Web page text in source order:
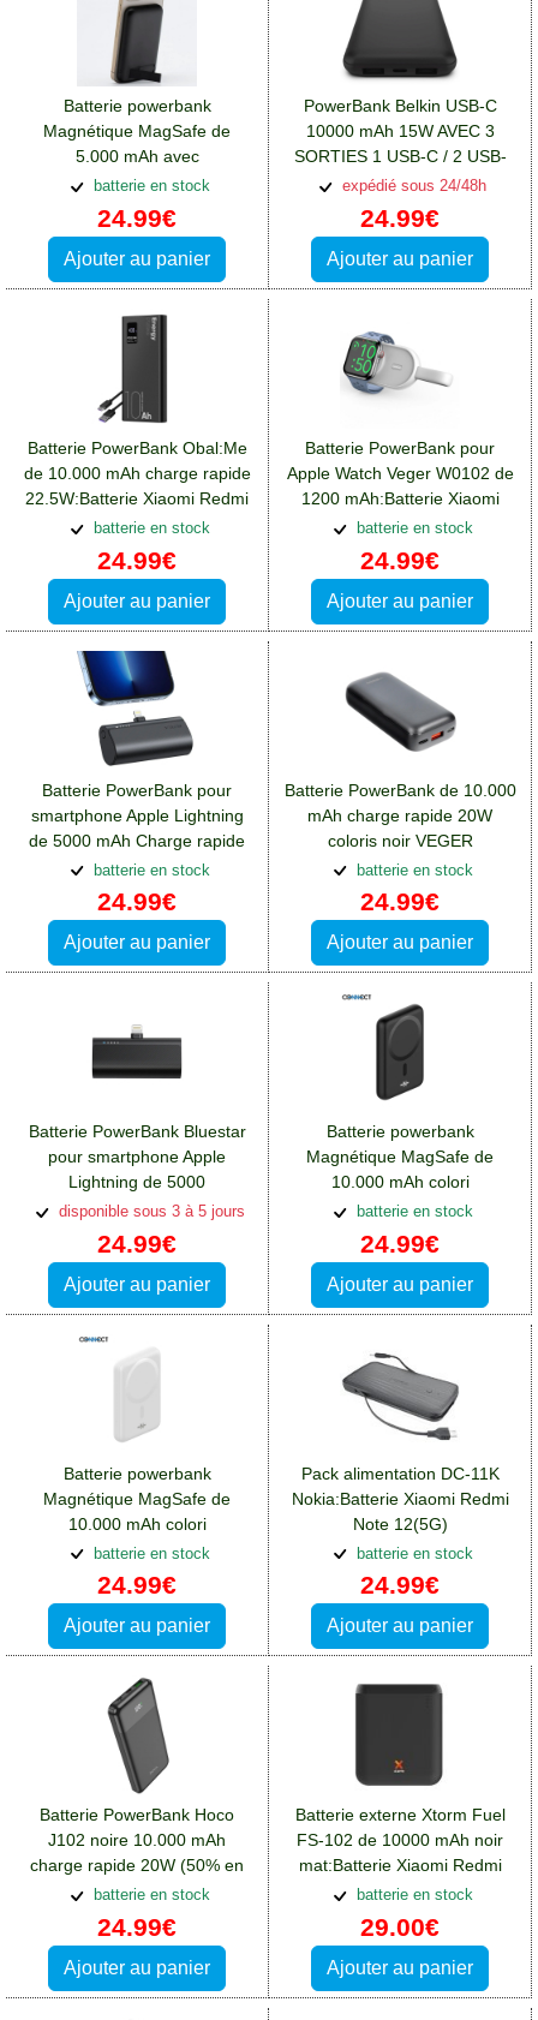
Batterie powerbank
Magnétique MagSafe de
5.000 mAh avec
béquille:Batterie Xiaomi Redmi
Note 12(5G)
batterie en stock
24.99€
Ajouter au panier
PowerBank Belkin USB-C
10000 mAh 15W AVEC 3
SORTIES 1 USB-C / 2 USB-
A:Batterie Xiaomi Redmi Note
12(5G)
expédié sous 24/48h
24.99€
Ajouter au panier
Batterie PowerBank Obal:Me
de 10.000 mAh charge rapide
22.5W:Batterie Xiaomi Redmi
Note 12(5G)
batterie en stock
24.99€
Ajouter au panier
Batterie PowerBank pour
Apple Watch Veger W0102 de
1200 mAh:Batterie Xiaomi
Redmi Note 12(5G)
batterie en stock
24.99€
Ajouter au panier
Batterie PowerBank pour
smartphone Apple Lightning
de 5000 mAh Charge rapide
20W:Batterie Xiaomi Redmi
Note 12(5G)
batterie en stock
24.99€
Ajouter au panier
Batterie PowerBank de 10.000
mAh charge rapide 20W
coloris noir VEGER
S10:Batterie Xiaomi Redmi
Note 12(5G)
batterie en stock
24.99€
Ajouter au panier
Batterie PowerBank Bluestar
pour smartphone Apple
Lightning de 5000
mAh:Batterie Xiaomi Redmi
Note 12(5G)
disponible sous 3 à 5 jours
24.99€
Ajouter au panier
Batterie powerbank
Magnétique MagSafe de
10.000 mAh colori
noir:Batterie Xiaomi Redmi
Note 12(5G)
batterie en stock
24.99€
Ajouter au panier
Batterie powerbank
Magnétique MagSafe de
10.000 mAh colori
Blanc:Batterie Xiaomi Redmi
Note 12(5G)
batterie en stock
24.99€
Ajouter au panier
Pack alimentation DC-11K
Nokia:Batterie Xiaomi Redmi
Note 12(5G)
batterie en stock
24.99€
Ajouter au panier
Batterie PowerBank Hoco
J102 noire 10.000 mAh
charge rapide 20W (50% en
30 min):Batterie Xiaomi Redmi
Note 12(5G)
batterie en stock
24.99€
Ajouter au panier
Batterie externe Xtorm Fuel
FS-102 de 10000 mAh noir
mat:Batterie Xiaomi Redmi
Note 12(5G)
batterie en stock
29.00€
Ajouter au panier